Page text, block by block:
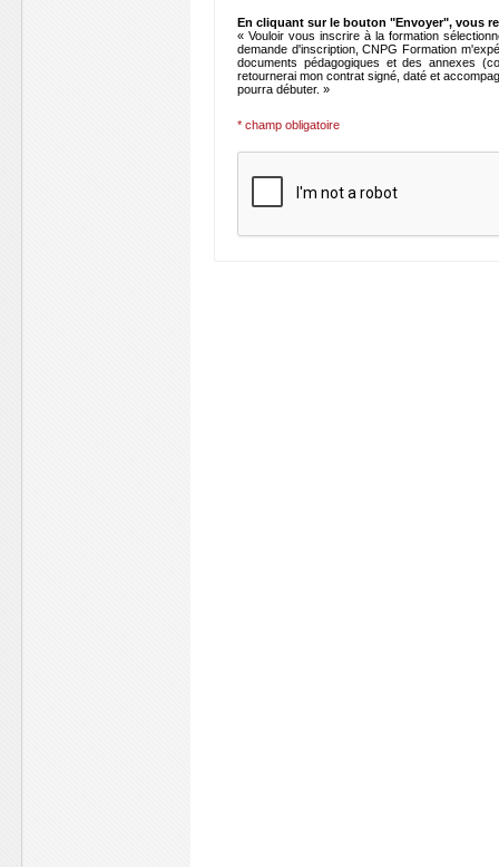
En cliquant sur le bouton "Envoyer", vous
« Vouloir vous inscrire à la formation sélectionnée,
demande d'inscription, CNPG Formation
documents pédagogiques et des annexes
retournerai mon contrat signé, daté et
pourra débuter. »
* champ obligatoire